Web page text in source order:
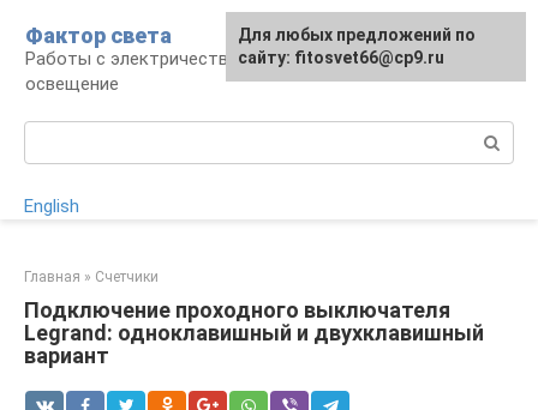
контенту
Фактор света
Работы с электричеством, электроприборы и
освещение
English
Главная » Счетчики
Подключение проходного выключателя
Legrand: одноклавишный и двухклавишный
вариант
Для любых предложений по
сайту: fitosvet66@cp9.ru